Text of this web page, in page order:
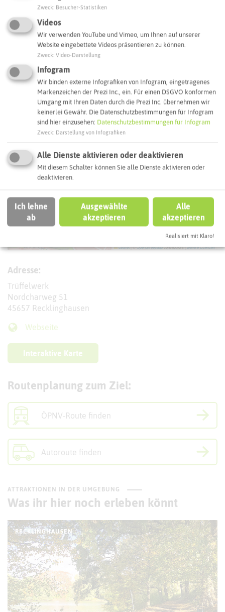
−
Leaflet|©OpenStreetMapcontributors |weitere Lizenzen
Adresse:
Trüffelwerk
Nordcharweg 51
45657 Recklinghausen
Webseite
Interaktive Karte
Routenplanung zum Ziel:
ÖPNV-Route finden
Autoroute finden
ATTRAKTIONEN IN DER UMGEBUNG
Was ihr hier noch erleben könnt
RECKLINGHAUSEN
Zweck Besucher-Statistiken
Videos
Wir verwenden YouTube und Vimeo, um Ihnen auf unserer
Website eingebettete Videos präsentieren zu können.
Zweck Video-Darstellung
Infogram
Wir binden externe Infografiken von Infogram, eingetragenes
Markenzeichen der Prezi Inc., ein. Für einen DSGVO konformen
Umgang mit Ihren Daten durch die Prezi Inc. übernehmen wir
keinerlei Gewähr. Die Datenschutzbestimmungen für Infogram
sind hier einzusehen: Datenschutzbestimmungen für Infogram
Zweck Darstellung von Infografiken
Alle Dienste aktivieren oder deaktivieren
Mit diesem Schalter können Sie alle Dienste aktivieren oder
deaktivieren.
Ich lehne
ab
Ausgewählte
akzeptieren
Alle
akzeptieren
Realisiert mit Klaro!